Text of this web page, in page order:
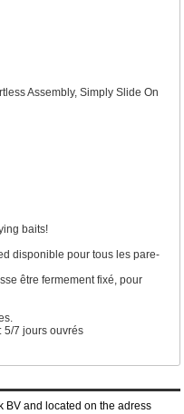
Assembly, Simply Slide On
baits!
disponible pour tous les pare-
être fermement fixé, pour
5/7 jours ouvrés
BV and located on the adress